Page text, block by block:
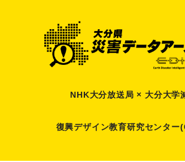
NHK大分放送局 × 大分大学
復興デザイン教育研究センター